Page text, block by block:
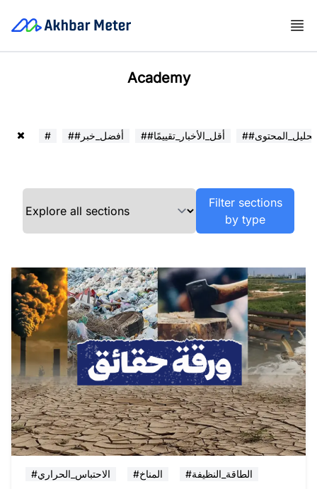
Academy
# ##أفضل_خبر ##أقل_الأخبار_تقييمًا ##تحليل_المحتوى
Filter sections
by type
#الاحتباس_الحراري #المناخ #الطاقة_النظيفة